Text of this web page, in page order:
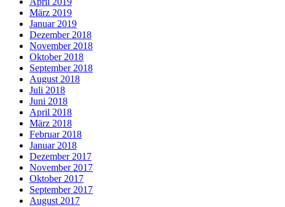
März 2019
Januar 2019
Dezember 2018
November 2018
Oktober 2018
September 2018
August 2018
Juli 2018
Juni 2018
April 2018
März 2018
Februar 2018
Januar 2018
Dezember 2017
November 2017
Oktober 2017
September 2017
August 2017